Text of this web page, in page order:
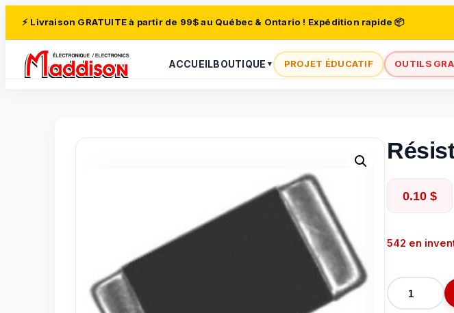
⚡ Livraison GRATUITE à partir de 99$ au Québec & Ontario ! Expédition rapide 📦
ACCUEILBOUTIQUE ▼ PROJET ÉDUCATIF OUTILS
0.10 $
542 en
quantité
de